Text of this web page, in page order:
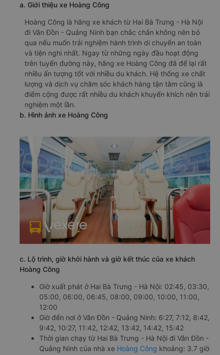
a. Giới thiệu xe Hoàng Công
Hoàng Công là hãng xe khách từ Hai Bà Trưng - Hà Nội
đi Vân Đồn - Quảng Ninh bạn chắc chắn không nên bỏ
qua nếu muốn trải nghiệm hành trình di chuyển an toàn
và tiện nghi nhất. Ngay từ những ngày đầu hoạt động
trên tuyến đường này, hãng xe Hoàng Công đã để lại rất
nhiều ấn tượng tốt với nhiều du khách. Hệ thống xe chất
lượng và dịch vụ chăm sóc khách hàng tận tâm cũng là
điểm cộng được rất nhiều du khách khuyến khích nên trải
nghiệm một lần.
b. Hình ảnh xe Hoàng Công
c. Lộ trình, giờ khởi hành và giờ kết thúc của xe khách
Hoàng Công
Giờ xuất phát ở Hai Bà Trưng - Hà Nội: 02:45, 03:30,
05:00, 06:00, 06:45, 08:00, 09:00, 10:00, 11:00,
12:00
Giờ đến nơi ở Vân Đồn - Quảng Ninh: 6:27, 7:12, 8:42,
9:42, 10:27, 11:42, 12:42, 13:42, 14:42, 15:42
Thời gian chạy từ Hai Bà Trưng - Hà Nội đi Vân Đồn -
Quảng Ninh của nhà xe Hoàng Công khoảng: 3.7 giờ